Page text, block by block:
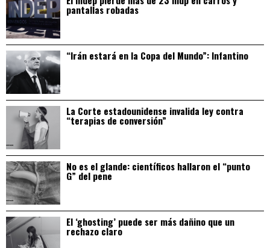
pantallas robadas
“Irán estará en la Copa del Mundo”: Infantino
La Corte estadounidense invalida ley contra
“terapias de conversión”
No es el glande: científicos hallaron el “punto
G” del pene
El ‘ghosting’ puede ser más dañino que un
rechazo claro